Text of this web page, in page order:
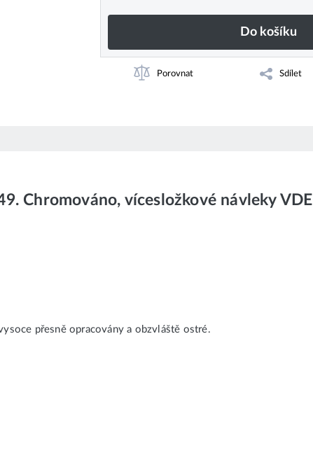
Do košíku
Porovnat Sdílet
Chromováno, vícesložkové návleky VDE
přesně opracovány a obzvláště ostré.